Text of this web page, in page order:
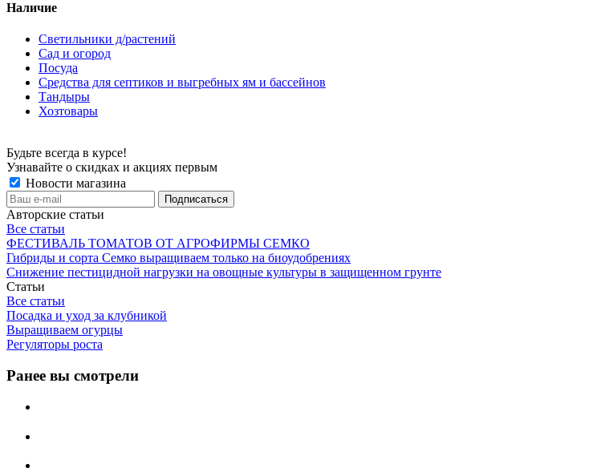
Наличие
Светильники д/растений
Сад и огород
Посуда
Средства для септиков и выгребных ям и бассейнов
Тандыры
Хозтовары
Будьте всегда в курсе!
Узнавайте о скидках и акциях первым
Новости магазина
Авторские статьи
Все статьи
ФЕСТИВАЛЬ ТОМАТОВ ОТ АГРОФИРМЫ СЕМКО
Гибриды и сорта Семко выращиваем только на биоудобрениях
Снижение пестицидной нагрузки на овощные культуры в защищенном грунте
Статьи
Все статьи
Посадка и уход за клубникой
Выращиваем огурцы
Регуляторы роста
Ранее вы смотрели